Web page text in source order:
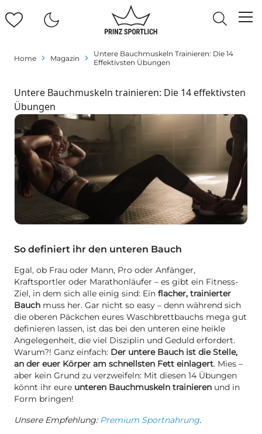
Home Magazin
Untere Bauchmuskeln Trainieren: Die 14
Effektivsten Übungen
Untere Bauchmuskeln trainieren: Die 14 effektivsten
Übungen
So definiert ihr den unteren Bauch
Egal, ob Frau oder Mann, Pro oder Anfänger,
Kraftsportler oder Marathonläufer – es gibt ein Fitness-
Ziel, in dem sich alle einig sind: Ein flacher, trainierter
Bauch muss her. Gar nicht so easy – denn während sich
die oberen Päckchen eures Waschbrettbauchs mega gut
definieren lassen, ist das bei den unteren eine heikle
Angelegenheit, die viel Disziplin und Geduld erfordert.
Warum?! Ganz einfach: Der untere Bauch ist die Stelle,
an der euer Körper am schnellsten Fett einlagert. Mies –
aber kein Grund zu verzweifeln: Mit diesen 14 Übungen
könnt ihr eure unteren Bauchmuskeln trainieren und in
Form bringen!
Unsere Empfehlung: Premium Sportnahrung.